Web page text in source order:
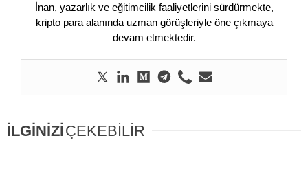
İnan, yazarlık ve eğitimcilik faaliyetlerini sürdürmekte,
kripto para alanında uzman görüşleriyle öne çıkmaya
devam etmektedir.
İLGİNİZİÇEKEBİLİR